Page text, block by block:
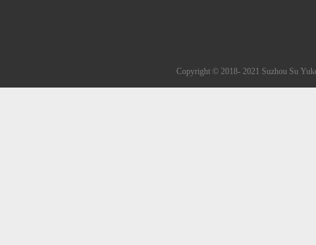
Copyright © 2018- 2021 Suzhou Su